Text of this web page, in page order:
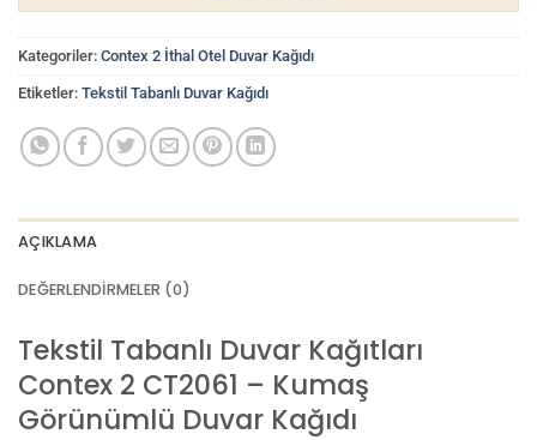
Kategoriler: Contex 2 İthal Otel Duvar Kağıdı
Etiketler: Tekstil Tabanlı Duvar Kağıdı
AÇIKLAMA
DEĞERLENDIRMELER (0)
Tekstil Tabanlı Duvar Kağıtları
Contex 2 CT2061 – Kumaş
Görünümlü Duvar Kağıdı